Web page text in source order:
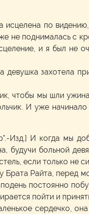
по
не поднималась с
и я был не
захотела
чтобы мы шли
И уже
И когда мы
больной
если только не
Брата Райта, перед
постоянно
пойти и
сердечко,